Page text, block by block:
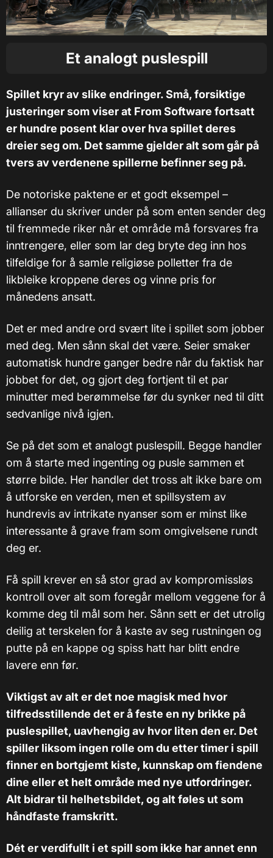
Et analogt puslespill
Spillet kryr av slike endringer. Små, forsiktige
justeringer som viser at From Software fortsatt
er hundre posent klar over hva spillet deres
dreier seg om. Det samme gjelder alt som går på
tvers av verdenene spillerne befinner seg på.
De notoriske paktene er et godt eksempel –
allianser du skriver under på som enten sender deg
til fremmede riker når et område må forsvares fra
inntrengere, eller som lar deg bryte deg inn hos
tilfeldige for å samle religiøse polletter fra de
likbleike kroppene deres og vinne pris for
månedens ansatt.
Det er med andre ord svært lite i spillet som jobber
med deg. Men sånn skal det være. Seier smaker
automatisk hundre ganger bedre når du faktisk har
jobbet for det, og gjort deg fortjent til et par
minutter med berømmelse før du synker ned til ditt
sedvanlige nivå igjen.
Se på det som et analogt puslespill. Begge handler
om å starte med ingenting og pusle sammen et
større bilde. Her handler det tross alt ikke bare om
å utforske en verden, men et spillsystem av
hundrevis av intrikate nyanser som er minst like
interessante å grave fram som omgivelsene rundt
deg er.
Få spill krever en så stor grad av kompromissløs
kontroll over alt som foregår mellom veggene for å
komme deg til mål som her. Sånn sett er det utrolig
deilig at terskelen for å kaste av seg rustningen og
putte på en kappe og spiss hatt har blitt endre
lavere enn før.
Viktigst av alt er det noe magisk med hvor
tilfredsstillende det er å feste en ny brikke på
puslespillet, uavhengig av hvor liten den er. Det
spiller liksom ingen rolle om du etter timer i spill
finner en bortgjemt kiste, kunnskap om fiendene
dine eller et helt område med nye utfordringer.
Alt bidrar til helhetsbildet, og alt føles ut som
håndfaste framskritt.
Dét er verdifullt i et spill som ikke har annet enn